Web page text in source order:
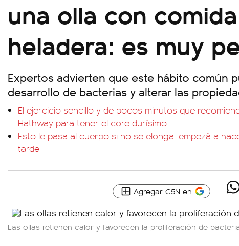
una olla con
heladera: es muy
Expertos advierten que este hábito común
desarrollo de bacterias y alterar las
El ejercicio sencillo y de pocos minutos que
Hathway para tener el core durísimo
Esto le pasa al cuerpo si no se elonga: empezá a
tarde
Agregar C5N en
Las ollas retienen calor y favorecen la proliferación de